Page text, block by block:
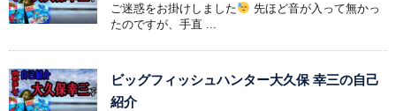
ご迷惑をお掛けしました
先ほど音が入って無かっ
たのですが、手直 ...
ビッグフィッシュハンター大久保 幸三の自己
紹介